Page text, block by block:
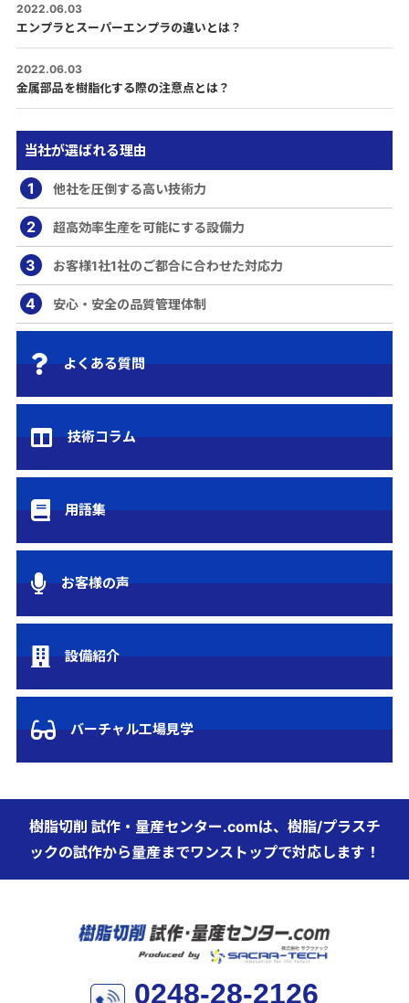
2022.06.03
エンプラとスーパーエンプラの違いとは？
2022.06.03
金属部品を樹脂化する際の注意点とは？
当社が選ばれる理由
1 他社を圧倒する高い技術力
2 超高効率生産を可能にする設備力
3 お客様1社1社のご都合に合わせた対応力
4 安心・安全の品質管理体制
よくある質問
技術コラム
用語集
お客様の声
設備紹介
バーチャル工場見学
樹脂切削 試作・量産センター.comは、樹脂/プラスチ
ックの試作から量産までワンストップで対応します！
0248-28-2126